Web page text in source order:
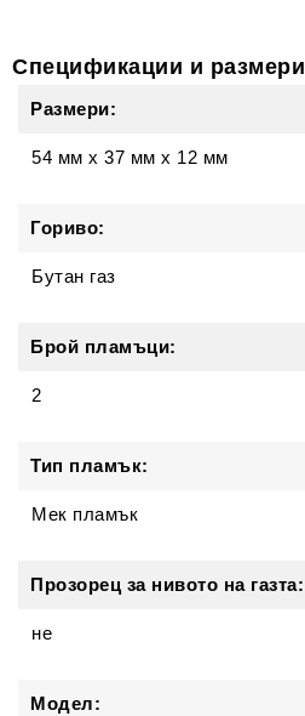
Спецификации и размери
Размери:
54 мм x 37 мм x 12 мм
Гориво:
Бутан газ
Брой пламъци:
2
Тип пламък:
Мек пламък
Прозорец за нивото на газта:
не
Модел: